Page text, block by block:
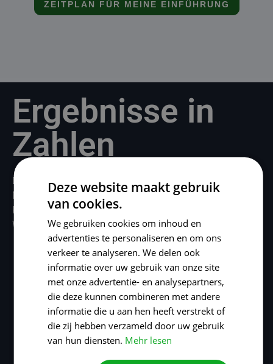
ZEITPLAN FÜR MEINE EINFÜHRUNG
Ergebnisse in
Zahlen
Dies ist das Ergebnis eines integrierten Ansatzes über 12
Monate.
Keine isolierten Aktionen. Sondern konsequentes
Wachstum.
Deze website maakt gebruik
van cookies.
We gebruiken cookies om inhoud en
advertenties te personaliseren en om ons
verkeer te analyseren. We delen ook
informatie over uw gebruik van onze site
met onze advertentie- en analysepartners,
die deze kunnen combineren met andere
informatie die u aan hen heeft verstrekt of
die zij hebben verzameld door uw gebruik
van hun diensten. Mehr lesen